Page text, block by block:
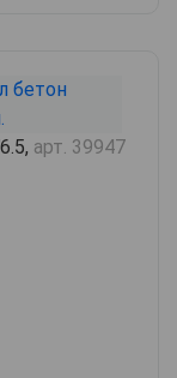
арт. 39947